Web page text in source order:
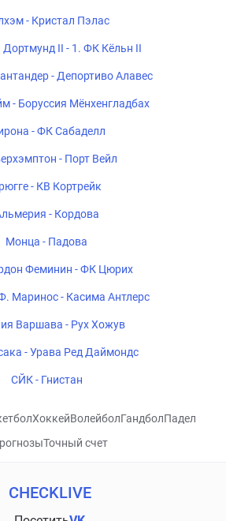
- Кристал Пэлас
Дортмунд II - 1. ФК Кёльн II
- Депортиво Алавес
- Боруссия Мёнхенгладбах
- ФК Сабаделл
- Порт Вейл
- КВ Кортрейк
- Кордова
Монца - Падова
Феминин - ФК Цюрих
Маринос - Касима Антлерс
Варшава - Рух Хожув
- Урава Ред Даймондс
СЙК - Гнистан
ХоккейВолейболГандболПадел
Точный счет
CHECKLIVE